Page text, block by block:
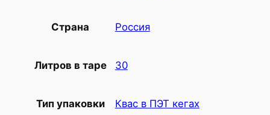
Страна Россия
Литров в таре 30
Тип упаковки Квас в ПЭТ кегах